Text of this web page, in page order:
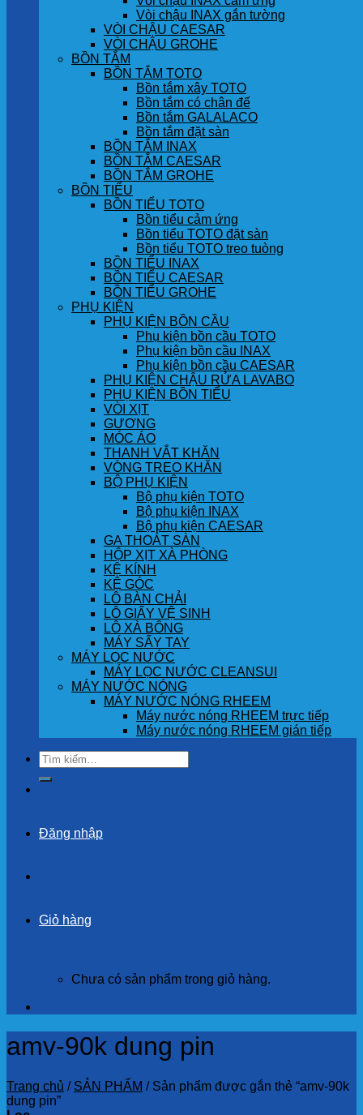
Vòi chậu INAX gắn tường
VÒI CHẬU CAESAR
VÒI CHẬU GROHE
BỒN TẮM
BỒN TẮM TOTO
Bồn tắm xây TOTO
Bồn tắm có chân đế
Bồn tắm GALALACO
Bồn tắm đặt sàn
BỒN TẮM INAX
BỒN TẮM CAESAR
BỒN TẮM GROHE
BỒN TIỂU
BỒN TIỂU TOTO
Bồn tiểu cảm ứng
Bồn tiểu TOTO đặt sàn
Bồn tiểu TOTO treo tuòng
BỒN TIỂU INAX
BỒN TIỂU CAESAR
BỒN TIỂU GROHE
PHỤ KIỆN
PHỤ KIỆN BỒN CẦU
Phụ kiện bồn cầu TOTO
Phụ kiện bồn cầu INAX
Phụ kiện bồn cầu CAESAR
PHỤ KIỆN CHẬU RỬA LAVABO
PHỤ KIỆN BỒN TIỂU
VÒI XỊT
GƯƠNG
MÓC ÁO
THANH VẮT KHĂN
VÒNG TREO KHĂN
BỘ PHỤ KIỆN
Bộ phụ kiện TOTO
Bộ phụ kiện INAX
Bộ phụ kiện CAESAR
GA THOÁT SÀN
HỘP XỊT XÀ PHÒNG
KỆ KÍNH
KỆ GÓC
LÔ BÀN CHẢI
LÔ GIẤY VỆ SINH
LÔ XÀ BÔNG
MÁY SẤY TAY
MÁY LỌC NƯỚC
MÁY LỌC NƯỚC CLEANSUI
MÁY NƯỚC NÓNG
MÁY NƯỚC NÓNG RHEEM
Máy nước nóng RHEEM trực tiếp
Máy nước nóng RHEEM gián tiếp
Tìm
kiếm:
Đăng nhập
Giỏ hàng
Chưa có sản phẩm trong giỏ hàng.
amv-90k dung pin
Trang chủ / SẢN PHẨM /Sản phẩm được gắn thẻ “amv-90k
dung pin”